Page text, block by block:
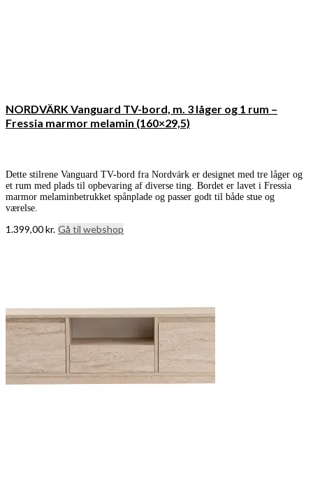
NORDVÄRK Vanguard TV-bord, m. 3 låger og 1 rum –
Fressia marmor melamin (160×29,5)
Dette stilrene Vanguard TV-bord fra Nordvärk er designet med tre låger og
et rum med plads til opbevaring af diverse ting. Bordet er lavet i Fressia
marmor melaminbetrukket spånplade og passer godt til både stue og
værelse.
1.399,00kr. Gå til webshop